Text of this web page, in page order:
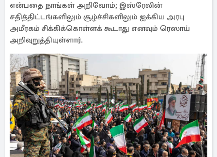
என்பதை நாங்கள் அறிவோம்; இஸ்ரேலின்
சதித்திட்டங்களிலும் சூழ்ச்சிகளிலும் ஐக்கிய அரபு
அமீரகம் சிக்கிக்கொள்ளக் கூடாது எனவும் ரெஸாய்
அறிவுறுத்தியுள்ளார்.